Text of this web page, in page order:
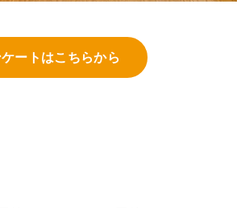
ートはこちらから